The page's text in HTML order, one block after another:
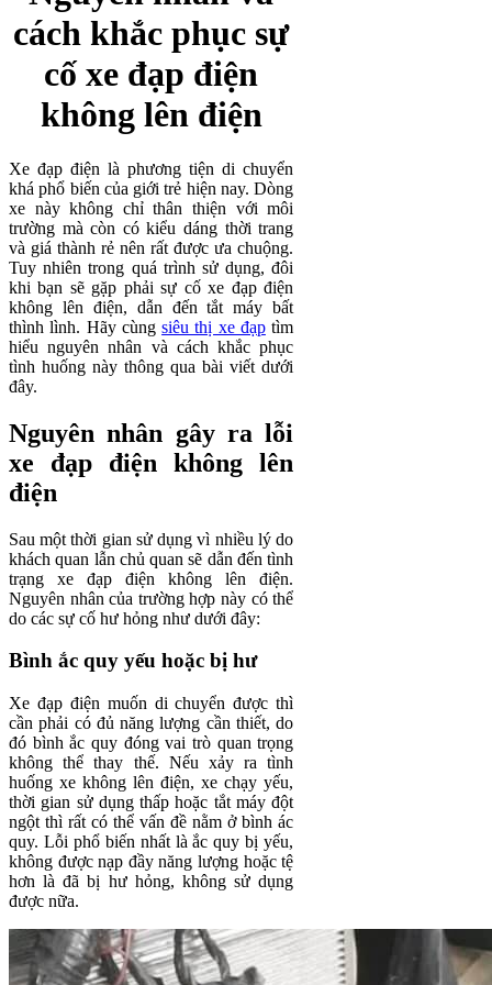
cách khắc phục sự
cố xe đạp điện
không lên điện
Xe đạp điện là phương tiện di chuyển
khá phổ biến của giới trẻ hiện nay. Dòng
xe này không chỉ thân thiện với môi
trường mà còn có kiểu dáng thời trang
và giá thành rẻ nên rất được ưa chuộng.
Tuy nhiên trong quá trình sử dụng, đôi
khi bạn sẽ gặp phải sự cố xe đạp điện
không lên điện, dẫn đến tắt máy bất
thình lình. Hãy cùngsiêu thị xe đạptìm
hiểu nguyên nhân và cách khắc phục
tình huống này thông qua bài viết dưới
đây.
Nguyên nhân gây ra lỗi
xe đạp điện không lên
điện
Sau một thời gian sử dụng vì nhiều lý do
khách quan lẫn chủ quan sẽ dẫn đến tình
trạng xe đạp điện không lên điện.
Nguyên nhân của trường hợp này có thể
do các sự cố hư hỏng như dưới đây:
Bình ắc quy yếu hoặc bị hư
Xe đạp điện muốn di chuyển được thì
cần phải có đủ năng lượng cần thiết, do
đó bình ắc quy đóng vai trò quan trọng
không thể thay thế. Nếu xảy ra tình
huống xe không lên điện, xe chạy yếu,
thời gian sử dụng thấp hoặc tắt máy đột
ngột thì rất có thể vấn đề nằm ở bình ác
quy. Lỗi phổ biến nhất là ắc quy bị yếu,
không được nạp đầy năng lượng hoặc tệ
hơn là đã bị hư hỏng, không sử dụng
được nữa.